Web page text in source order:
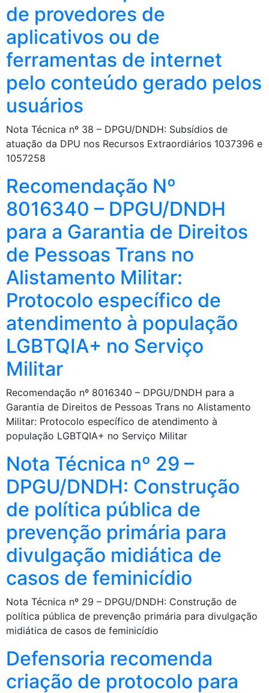
de provedores de
aplicativos ou de
ferramentas de internet
pelo conteúdo gerado pelos
usuários
Nota Técnica nº 38 – DPGU/DNDH: Subsídios de
atuação da DPU nos Recursos Extraordiários 1037396 e
1057258
Recomendação Nº
8016340 – DPGU/DNDH
para a Garantia de Direitos
de Pessoas Trans no
Alistamento Militar:
Protocolo específico de
atendimento à população
LGBTQIA+ no Serviço
Militar
Recomendação nº 8016340 – DPGU/DNDH para a
Garantia de Direitos de Pessoas Trans no Alistamento
Militar: Protocolo específico de atendimento à
população LGBTQIA+ no Serviço Militar
Nota Técnica nº 29 –
DPGU/DNDH: Construção
de política pública de
prevenção primária para
divulgação midiática de
casos de feminicídio
Nota Técnica nº 29 – DPGU/DNDH: Construção de
política pública de prevenção primária para divulgação
midiática de casos de feminicídio
Defensoria recomenda
criação de protocolo para